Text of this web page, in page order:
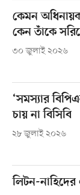
কেমন
কেন তাঁকে
৩০ জুলাই ২০২৬
‘সমস্যার
চায় না বিসিবি
২৮ জুলাই ২০২৬
লিটন-